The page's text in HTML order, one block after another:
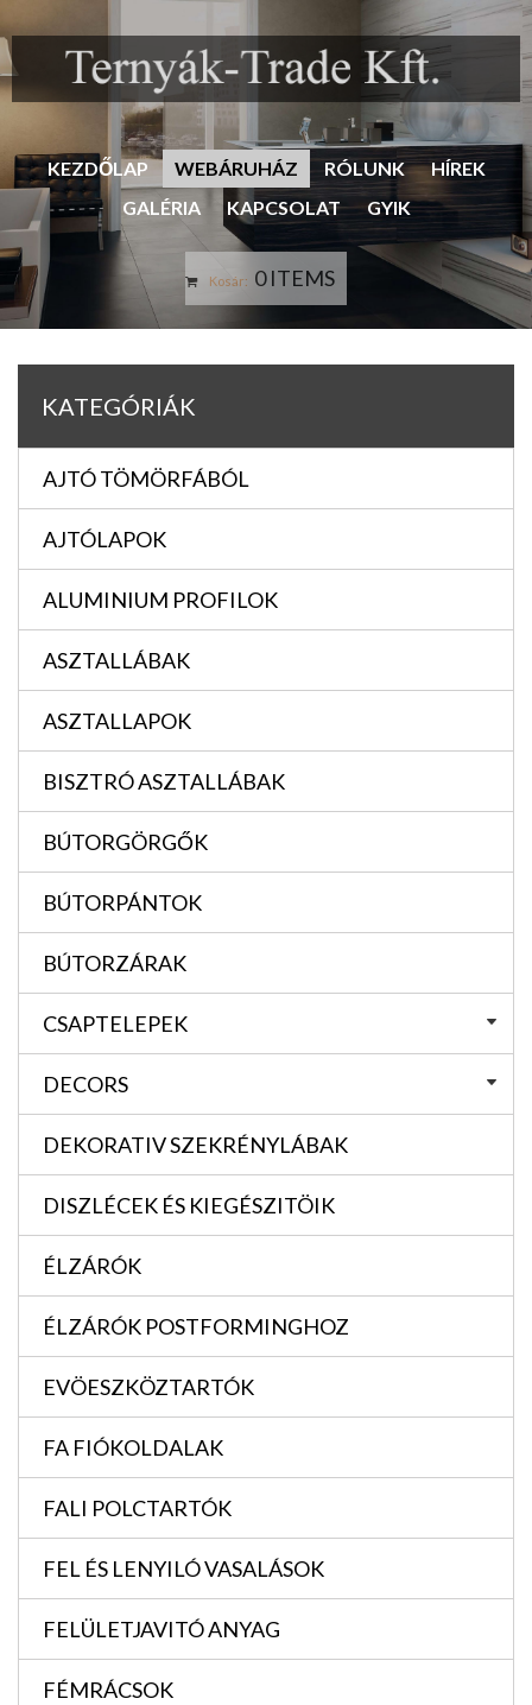
KEZDŐLAP WEBÁRUHÁZ RÓLUNK
HÍREK
GALÉRIA
KAPCSOLAT GYIK
Kosár: 0 ITEMS
KATEGÓRIÁK
AJTÓ TÖMÖRFÁBÓL
AJTÓLAPOK
ALUMINIUM PROFILOK
ASZTALLÁBAK
ASZTALLAPOK
BISZTRÓ ASZTALLÁBAK
BÚTORGÖRGŐK
BÚTORPÁNTOK
BÚTORZÁRAK
CSAPTELEPEK
DECORS
DEKORATIV SZEKRÉNYLÁBAK
DISZLÉCEK ÉS KIEGÉSZITÖIK
ÉLZÁRÓK
ÉLZÁRÓK POSTFORMINGHOZ
EVÖESZKÖZTARTÓK
FA FIÓKOLDALAK
FALI POLCTARTÓK
FEL ÉS LENYILÓ VASALÁSOK
FELÜLETJAVITÓ ANYAG
FÉMRÁCSOK